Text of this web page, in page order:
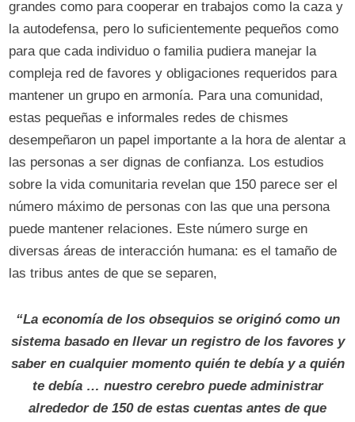
grandes como para cooperar en trabajos como la caza y
la autodefensa, pero lo suficientemente pequeños como
para que cada individuo o familia pudiera manejar la
compleja red de favores y obligaciones requeridos para
mantener un grupo en armonía. Para una comunidad,
estas pequeñas e informales redes de chismes
desempeñaron un papel importante a la hora de alentar a
las personas a ser dignas de confianza. Los estudios
sobre la vida comunitaria revelan que 150 parece ser el
número máximo de personas con las que una persona
puede mantener relaciones. Este número surge en
diversas áreas de interacción humana: es el tamaño de
las tribus antes de que se separen,
“La economía de los obsequios se originó como un
sistema basado en llevar un registro de los favores y
saber en cualquier momento quién te debía y a quién
te debía … nuestro cerebro puede administrar
alrededor de 150 de estas cuentas antes de que